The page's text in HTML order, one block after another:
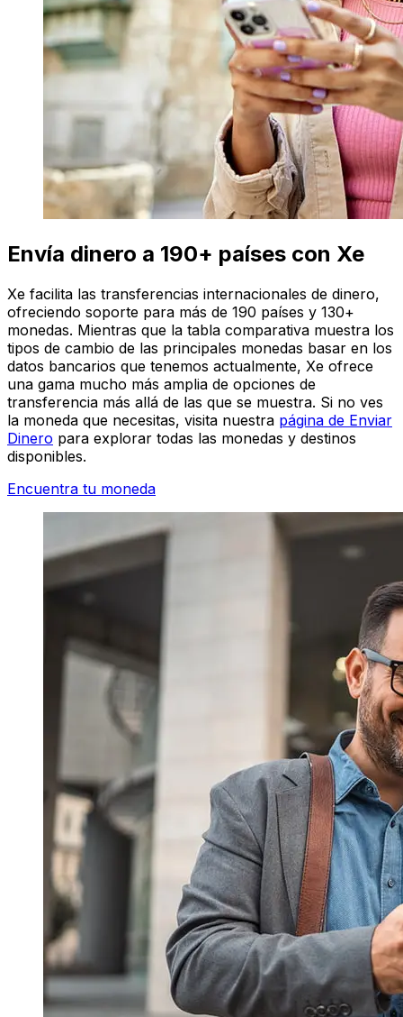
Envía dinero a 190+ países con Xe
Xe facilita las transferencias internacionales de dinero,
ofreciendo soporte para más de 190 países y 130+
monedas. Mientras que la tabla comparativa muestra los
tipos de cambio de las principales monedas basar en los
datos bancarios que tenemos actualmente, Xe ofrece
una gama mucho más amplia de opciones de
transferencia más allá de las que se muestra. Si no ves
la moneda que necesitas, visita nuestra página de Enviar
Dinero para explorar todas las monedas y destinos
disponibles.
Encuentra tu moneda